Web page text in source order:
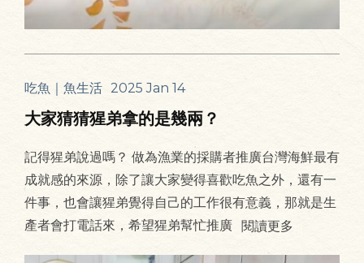
吃魚｜魚生活 2025 Jan 14
大家猜猜猩弟拿的是幾兩？
記得猩弟說過嗎？ 做為漁業的採購者推廣台灣海鮮最有
成就感的來源，除了讓大家變得喜歡吃魚之外，還有一
件事，也會讓猩弟覺得自己的工作很有意義，那就是生
產者會打電話來，希望猩弟幫忙推廣 閱讀更多